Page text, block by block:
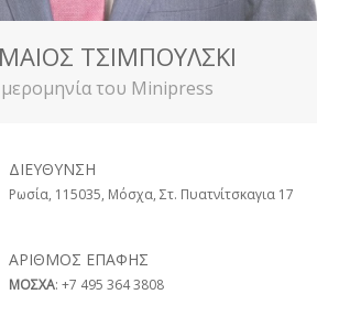
ΤΣΙΜΠΟΎΛΣΚΙ
του Minipress
ΔΙΕΎΘΥΝΣΗ
Ρωσία, 115035, Μόσχα, Στ. Πυατνίτσκαγια 17
ΑΡΙΘΜΌΣ ΕΠΑΦΉΣ
ΜΟΣΧΑ: +7 495 364 3808